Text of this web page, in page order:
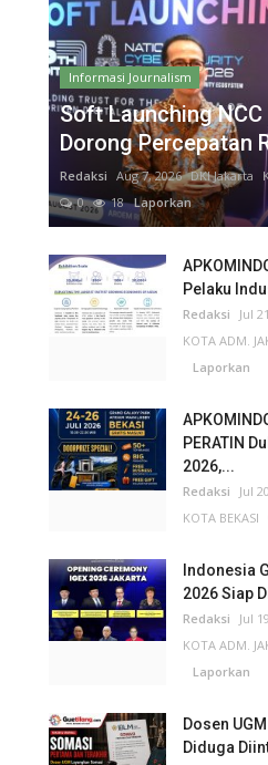
Informasi Journalism
Soft Launching NCC
Dorong Percepatan
Redaksi Aug 7, 2026 DKI Jakarta
0
18Laporkan
Pelaku
Redaksi Jul
KOTA ADM.
Laporkan
PERATIN
2026,...
Redaksi Jul
KOTA BEKASI
Indonesia
2026 Siap
Redaksi Jul
KOTA ADM.
Laporkan
Dosen
Diduga